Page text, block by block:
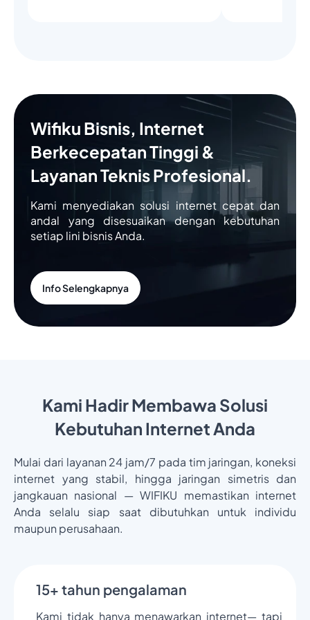
Wifiku Bisnis, Internet
Berkecepatan Tinggi &
Layanan Teknis Profesional.
Kami menyediakan solusi internet cepat dan
andal yang disesuaikan dengan kebutuhan
setiap lini bisnis Anda.
Info Selengkapnya
Kami Hadir Membawa Solusi
Kebutuhan Internet Anda
Mulai dari layanan 24 jam/7 pada tim jaringan, koneksi
internet yang stabil, hingga jaringan simetris dan
jangkauan nasional — WIFIKU memastikan internet
Anda selalu siap saat dibutuhkan untuk individu
maupun perusahaan.
15+ tahun pengalaman
Kami tidak hanya menawarkan internet— tapi